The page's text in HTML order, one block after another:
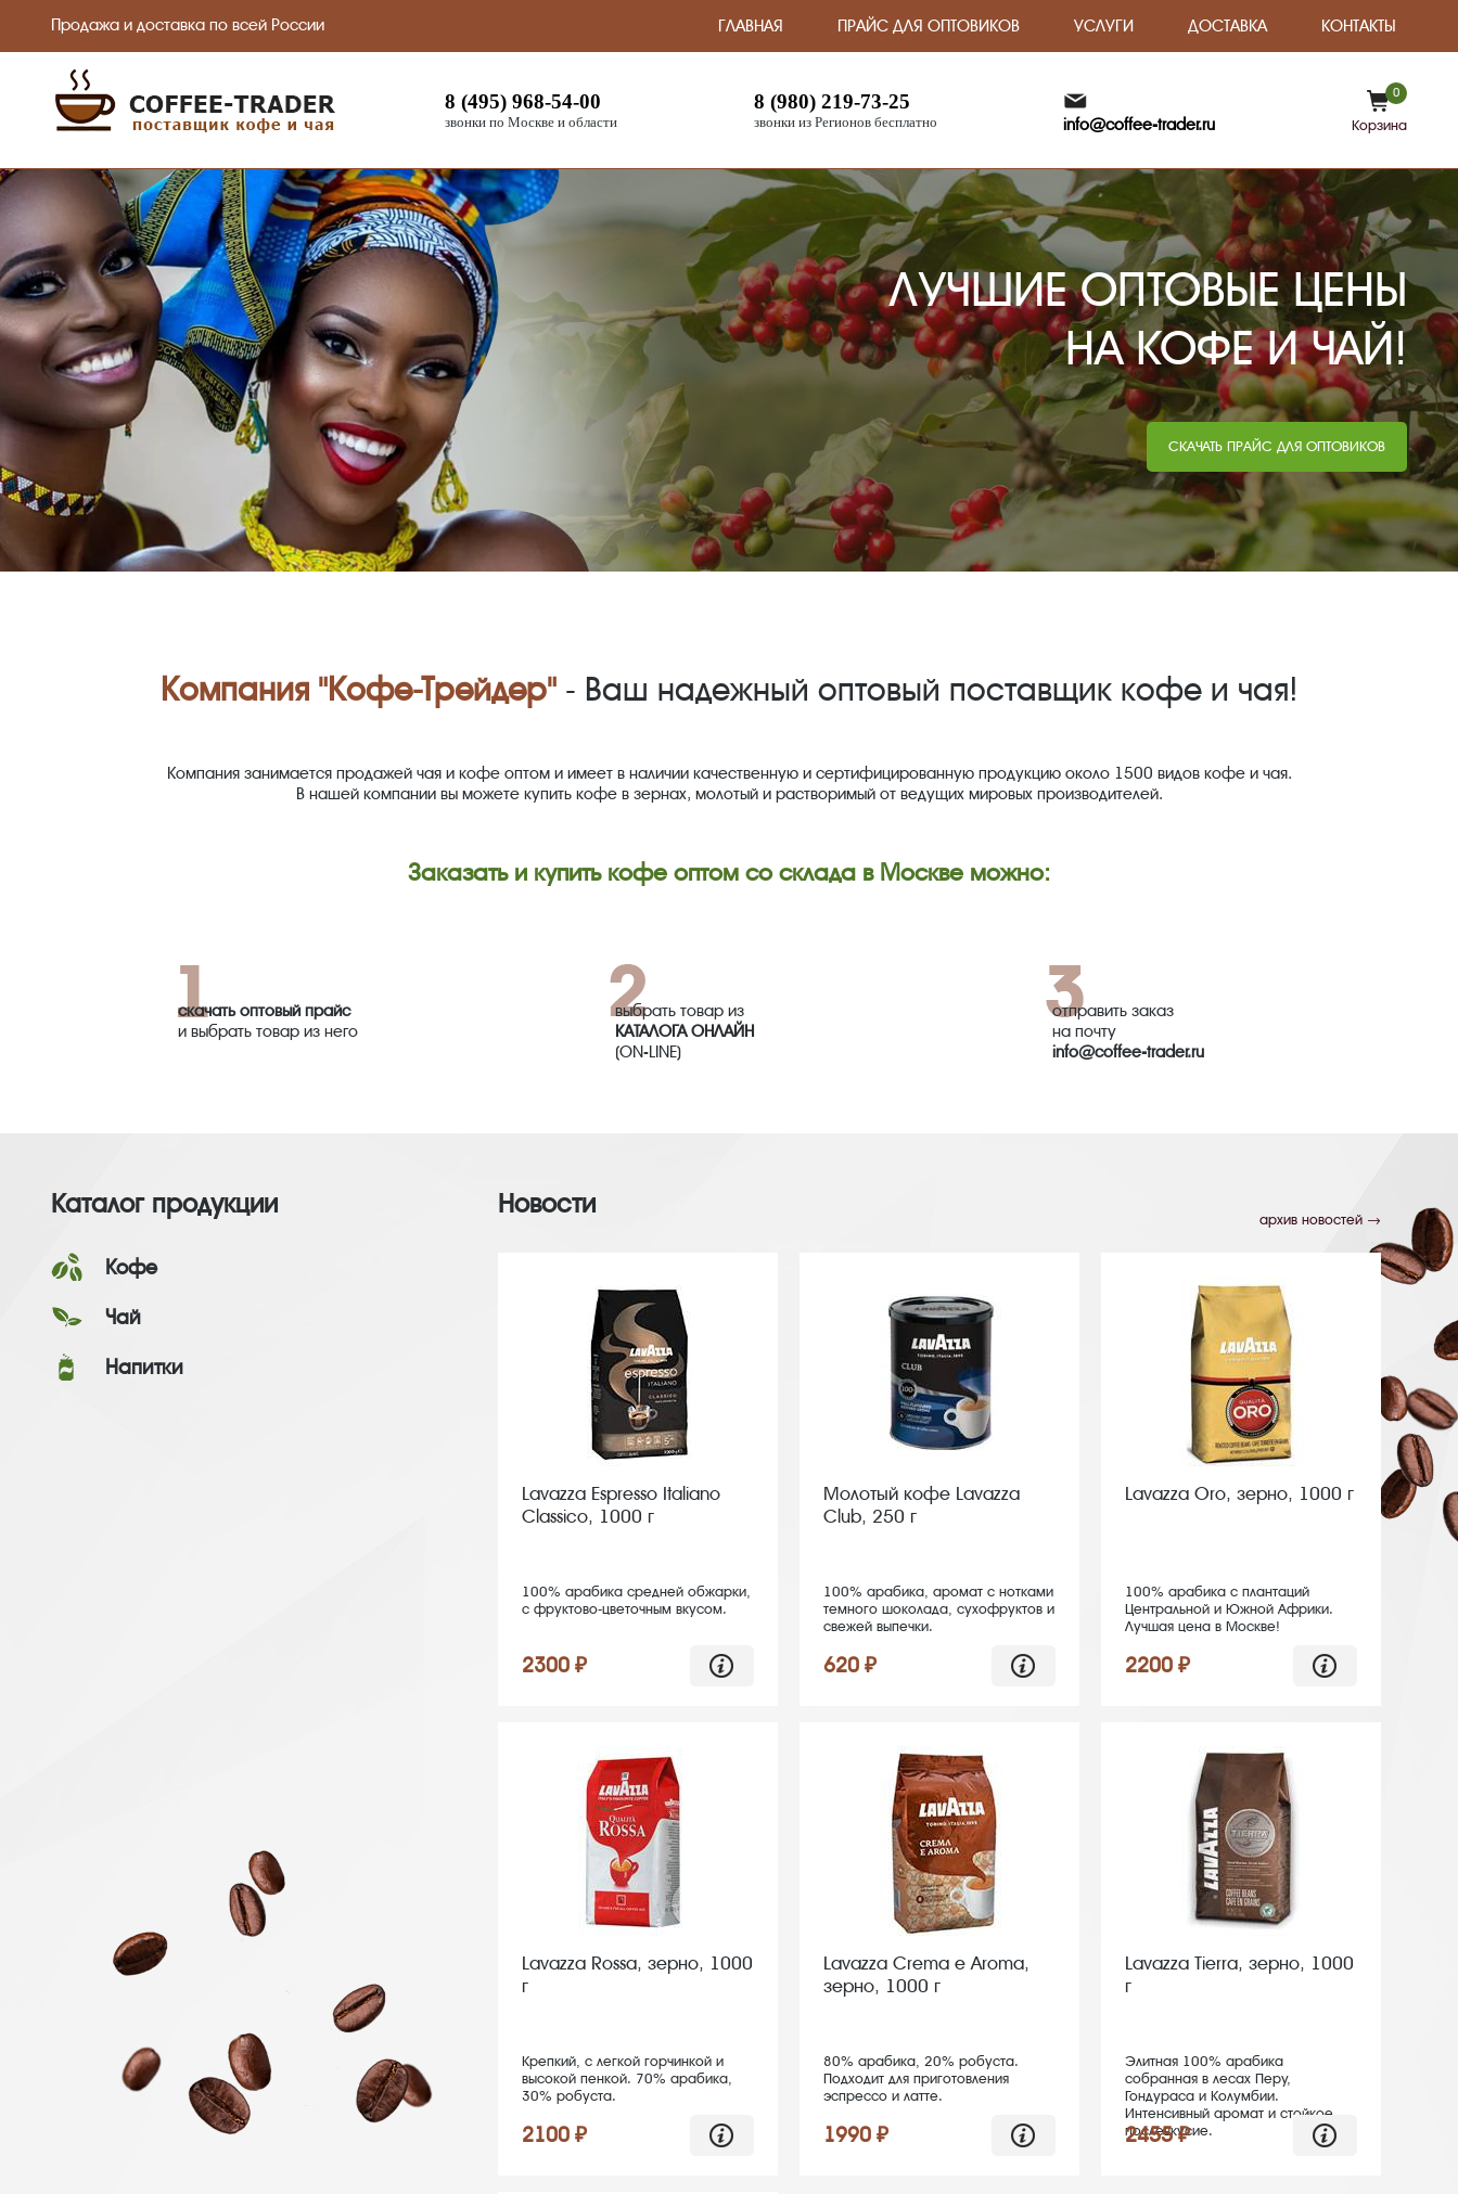
Продажа и доставка по всей России ГЛАВНАЯ ПРАЙС ДЛЯ ОПТОВИКОВ УСЛУГИ ДОСТАВКА КОНТАКТЫ
8 (495) 968-54-00
звонки по Москве и области
8 (980) 219-73-25
звонки из Регионов бесплатно info@coffee-trader.ru
0
Корзина
ЛУЧШИЕ ОПТОВЫЕ ЦЕНЫ
НА КОФЕ И ЧАЙ!
СКАЧАТЬ ПРАЙС ДЛЯ ОПТОВИКОВ
Компания "Кофе-Трейдер"- Ваш надежный оптовый поставщик кофе и чая!
Компания занимается продажей чая и кофе оптом и имеет в наличии качественную и сертифицированную продукцию около 1500 видов кофе и чая.
В нашей компании вы можете купить кофе в зернах, молотый и растворимый от ведущих мировых производителей.
Заказать и купить кофе оптом со склада в Москве можно:
скачать оптовый прайс
и выбрать товар из него
выбрать товар из
КАТАЛОГА ОНЛАЙН
(ON-LINE)
отправить заказ
на почту
info@coffee-trader.ru
Каталог продукции
Кофе
Чай
Напитки
Новости
архив новостей →
Lavazza Espresso Italiano
Classico, 1000 г
100% арабика средней обжарки,
с фруктово-цветочным вкусом.
2300 ₽
Молотый кофе Lavazza
Club, 250 г
100% арабика, аромат с нотками
темного шоколада, сухофруктов и
свежей выпечки.
620 ₽
Lavazza Oro, зерно, 1000 г
100% арабика с плантаций
Центральной и Южной Африки.
Лучшая цена в Москве!
2200 ₽
Lavazza Rossa, зерно, 1000
г
Крепкий, с легкой горчинкой и
высокой пенкой. 70% арабика,
30% робуста.
2100 ₽
Lavazza Crema e Aroma,
зерно, 1000 г
80% арабика, 20% робуста.
Подходит для приготовления
эспрессо и латте.
1990 ₽
Lavazza Tierra, зерно, 1000
г
Элитная 100% арабика
собранная в лесах Перу,
Гондураса и Колумбии.
Интенсивный аромат и стойкое
послевкусие.
2455 ₽